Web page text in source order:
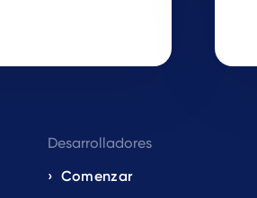
Desarrolladores
Comenzar